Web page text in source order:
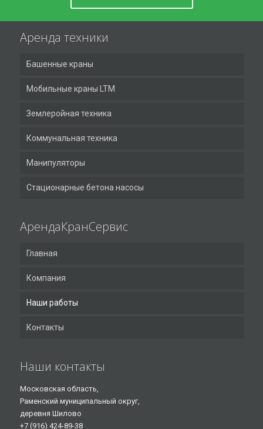
Аренда техники
Башенные краны
Мобильные краны LTM
Землеройная техника
Коммунальная техника
Манипуляторы
Стационарные бетона насосы
АрендаКранСервис
Главная
Компания
Наши работы
Контакты
Наши контакты
Московская область,
Раменский муниципальный округ,
деревня Шилово
+7 (916) 424-89-38